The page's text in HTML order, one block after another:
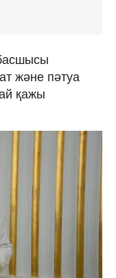
және пәтуа
қажы